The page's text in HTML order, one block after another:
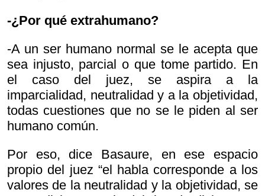
-¿Por qué extrahumano?
-A un ser humano normal se le acepta que
sea injusto, parcial o que tome partido. En
el caso del juez, se aspira a la
imparcialidad, neutralidad y a la objetividad,
todas cuestiones que no se le piden al ser
humano común.
Por eso, dice Basaure, en ese espacio
propio del juez “el habla corresponde a los
valores de la neutralidad y la objetividad, se